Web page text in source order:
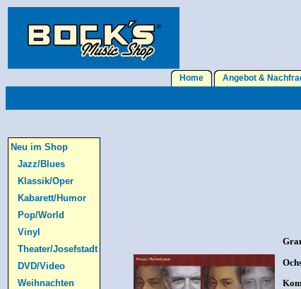
Home Angebot &
Neu im Shop
Jazz/Blues
Klassik/Oper
Kabarett/Humor
Pop/World
Vinyl
Theater/Josefstadt
DVD/Video
Weihnachten